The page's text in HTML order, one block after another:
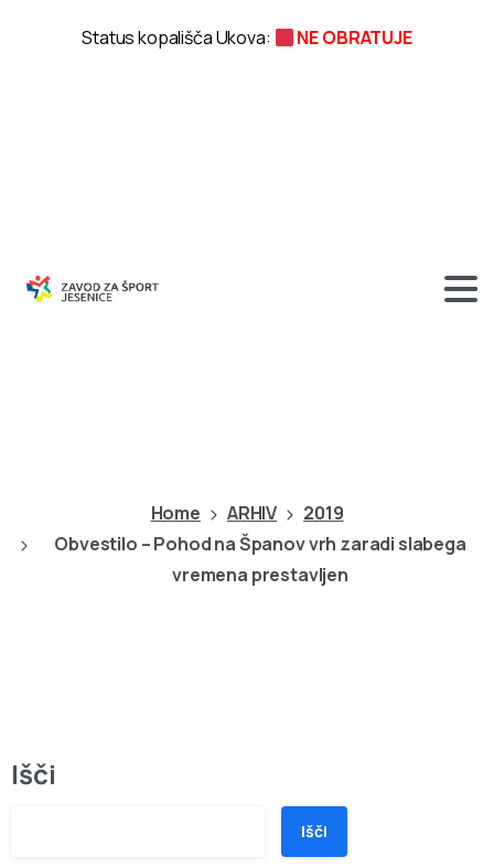
Home ARHIV
2019
Obvestilo – Pohod na Španov vrh zaradi slabega
vremena prestavljen
Išči
Išči
Status kopališča Ukova: NE OBRATUJE